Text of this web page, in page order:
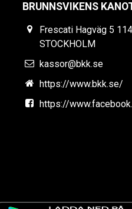
BRUNNSVIKENS
Frescati Hagväg 5
STOCKHOLM
kassor@bkk.se
https://www.bkk.se/
https://